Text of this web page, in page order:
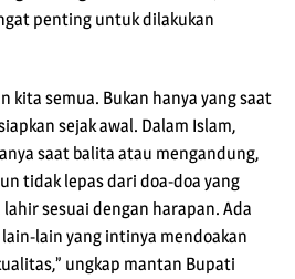
penting untuk dilakukan
kita semua. Bukan hanya yang saat
sejak awal. Dalam Islam,
saat balita atau mengandung,
tidak lepas dari doa-doa yang
sesuai dengan harapan. Ada
lain yang intinya mendoakan
ungkap mantan Bupati